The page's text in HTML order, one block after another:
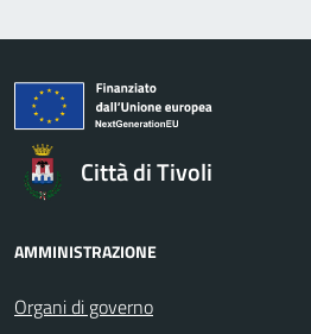
Città di Tivoli
AMMINISTRAZIONE
Organi di governo